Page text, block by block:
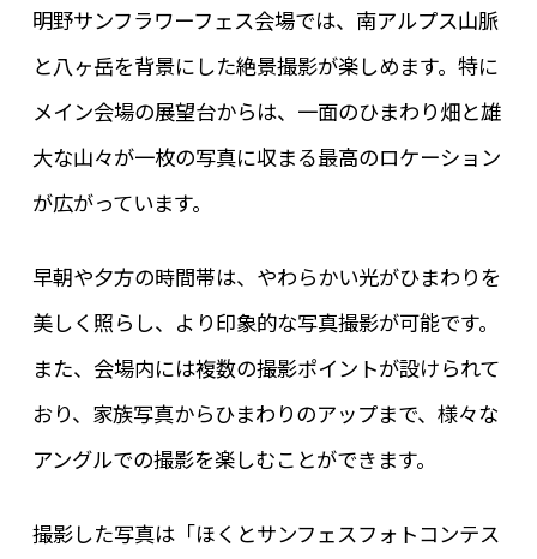
明野サンフラワーフェス会場では、南アルプス山脈
と八ヶ岳を背景にした絶景撮影が楽しめます。特に
メイン会場の展望台からは、一面のひまわり畑と雄
大な山々が一枚の写真に収まる最高のロケーション
が広がっています。
早朝や夕方の時間帯は、やわらかい光がひまわりを
美しく照らし、より印象的な写真撮影が可能です。
また、会場内には複数の撮影ポイントが設けられて
おり、家族写真からひまわりのアップまで、様々な
アングルでの撮影を楽しむことができます。
撮影した写真は「ほくとサンフェスフォトコンテス